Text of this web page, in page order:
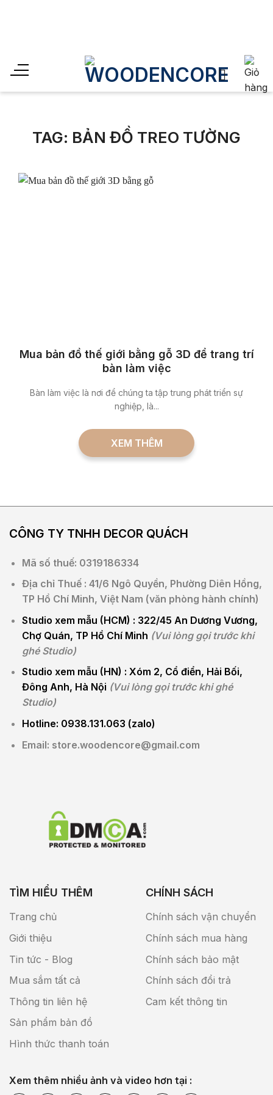
TAG: BẢN ĐỒ TREO TƯỜNG
Mua bản đồ thế giới bằng gỗ 3D để trang trí
bàn làm việc
Bàn làm việc là nơi để chúng ta tập trung phát triển sự
nghiệp, là...
XEM THÊM
CÔNG TY TNHH DECOR QUÁCH
Mã số thuế: 0319186334
Địa chỉ Thuế : 41/6 Ngô Quyền, Phường Diên Hồng,
TP Hồ Chí Minh, Việt Nam (văn phòng hành chính)
Studio xem mẫu (HCM) : 322/45 An Dương Vương,
Chợ Quán, TP Hồ Chí Minh (Vui lòng gọi trước khi
ghé Studio)
Studio xem mẫu (HN) : Xóm 2, Cổ điển, Hải Bối,
Đông Anh, Hà Nội (Vui lòng gọi trước khi ghé
Studio)
Hotline: 0938.131.063 (zalo)
Email: store.woodencore@gmail.com
TÌM HIỂU THÊM
Trang chủ
Giới thiệu
Tin tức - Blog
Mua sắm tất cả
Thông tin liên hệ
Sản phẩm bản đồ
Hình thức thanh toán
CHÍNH SÁCH
Chính sách vận chuyển
Chính sách mua hàng
Chính sách bảo mật
Chính sách đổi trả
Cam kết thông tin
Xem thêm nhiều ảnh và video hơn tại :